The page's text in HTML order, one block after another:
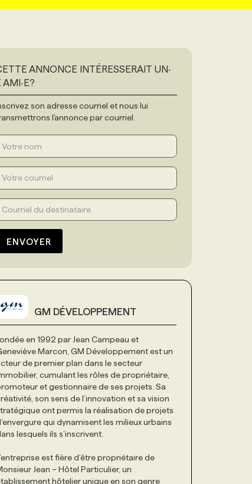
ANNONCE INTÉRESSERAIT UN‧
AMI‧E?
son adresse courriel et nous lui
l'annonce par courriel.
ENVOYER
GM DÉVELOPPEMENT
en 1992 par Jean Campeau et
Marcon, GM Développement est un
de premier plan dans le secteur
cumulant les rôles de propriétaire,
et gestionnaire de ses projets. Sa
son sens de l’innovation et sa vision
ont permis la réalisation de projets
qui dynamisent les milieux urbains
lesquels ils s’inscrivent.
est fière d’être propriétaire de
Jean – Hôtel Particulier, un
hôtelier unique en son genre